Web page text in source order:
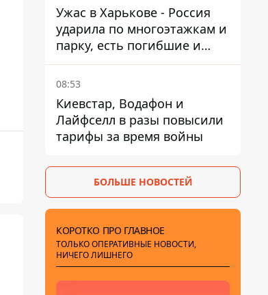
Ужас в Харькове - Россия
ударила по многоэтажкам и
парку, есть погибшие и
раненые
08:53
Киевстар, Водафон и
Лайфселл в разы повысили
тарифы за время войны
БОЛЬШЕ НОВОСТЕЙ
КОРОТКО ПРО ГЛАВНОЕ
ТОЛЬКО ОПЕРАТИВНЫЕ НОВОСТИ,
НИЧЕГО ЛИШНЕГО